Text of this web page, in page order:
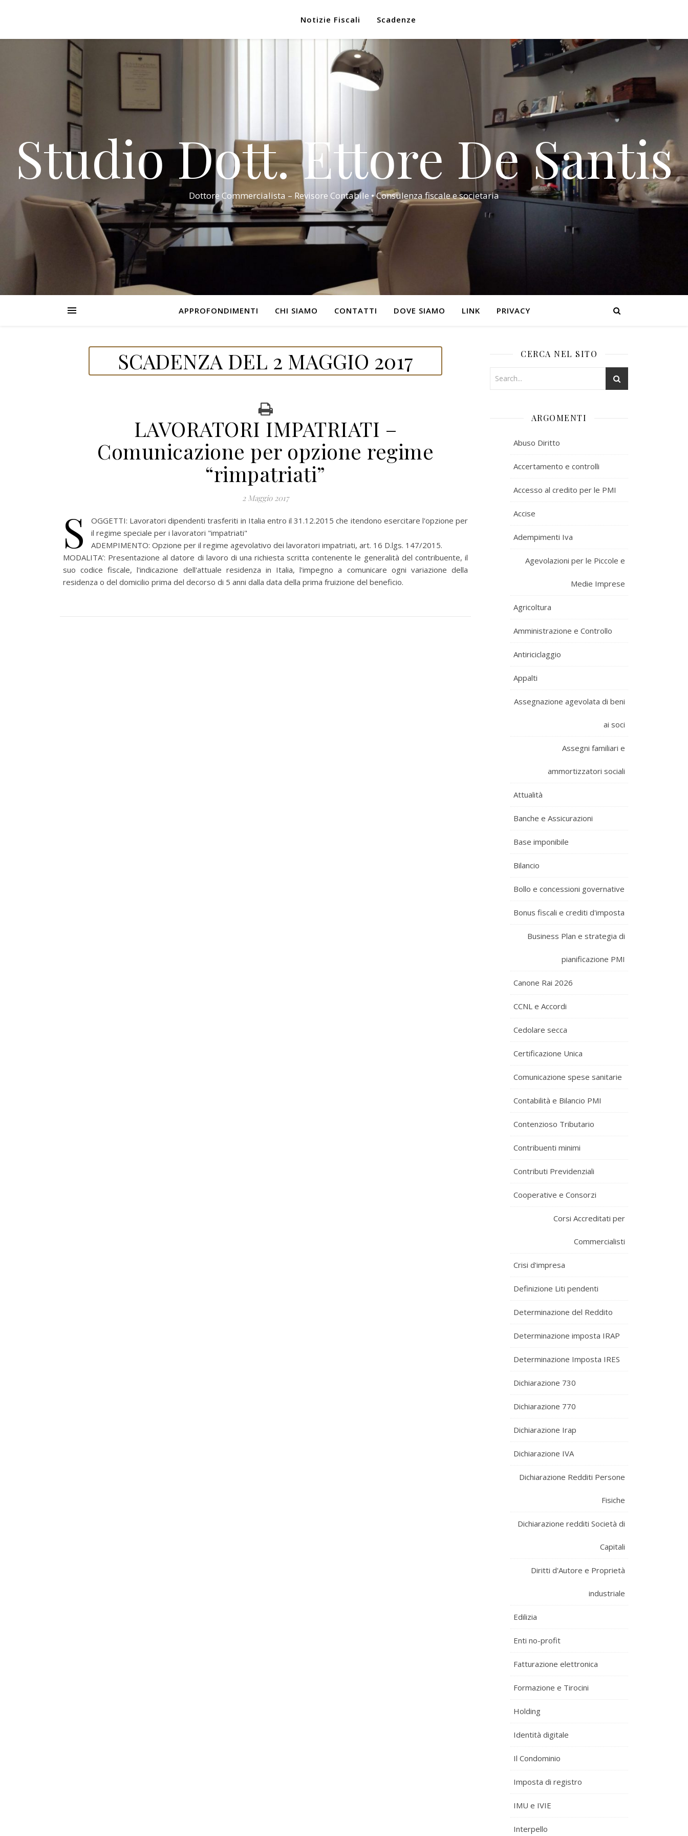
Notizie Fiscali Scadenze
Studio Dott. Ettore De Santis
Dottore Commercialista – Revisore Contabile • Consulenza fiscale e societaria
APPROFONDIMENTI CHI SIAMO CONTATTI DOVE SIAMO LINK PRIVACY
SCADENZA DEL 2 MAGGIO 2017
LAVORATORI IMPATRIATI –
Comunicazione per opzione regime
“rimpatriati”
2 Maggio 2017
S
OGGETTI: Lavoratori dipendenti trasferiti in Italia entro il 31.12.2015 che itendono esercitare l'opzione per
il regime speciale per i lavoratori "impatriati"
ADEMPIMENTO: Opzione per il regime agevolativo dei lavoratori impatriati, art. 16 D.lgs. 147/2015.
MODALITA’: Presentazione al datore di lavoro di una richiesta scritta contenente le generalità del contribuente, il
suo codice fiscale, l'indicazione dell'attuale residenza in Italia, l'impegno a comunicare ogni variazione della
residenza o del domicilio prima del decorso di 5 anni dalla data della prima fruizione del beneficio.
CERCA NEL SITO
ARGOMENTI
Abuso Diritto
Accertamento e controlli
Accesso al credito per le PMI
Accise
Adempimenti Iva
Agevolazioni per le Piccole e
Medie Imprese
Agricoltura
Amministrazione e Controllo
Antiriciclaggio
Appalti
Assegnazione agevolata di beni
ai soci
Assegni familiari e
ammortizzatori sociali
Attualità
Banche e Assicurazioni
Base imponibile
Bilancio
Bollo e concessioni governative
Bonus fiscali e crediti d'imposta
Business Plan e strategia di
pianificazione PMI
Canone Rai 2026
CCNL e Accordi
Cedolare secca
Certificazione Unica
Comunicazione spese sanitarie
Contabilità e Bilancio PMI
Contenzioso Tributario
Contribuenti minimi
Contributi Previdenziali
Cooperative e Consorzi
Corsi Accreditati per
Commercialisti
Crisi d'impresa
Definizione Liti pendenti
Determinazione del Reddito
Determinazione imposta IRAP
Determinazione Imposta IRES
Dichiarazione 730
Dichiarazione 770
Dichiarazione Irap
Dichiarazione IVA
Dichiarazione Redditi Persone
Fisiche
Dichiarazione redditi Società di
Capitali
Diritti d'Autore e Proprietà
industriale
Edilizia
Enti no-profit
Fatturazione elettronica
Formazione e Tirocini
Holding
Identità digitale
Il Condominio
Imposta di registro
IMU e IVIE
Interpello